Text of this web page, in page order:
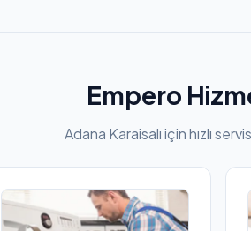
Empero
Adana Karaisalı için hızlı